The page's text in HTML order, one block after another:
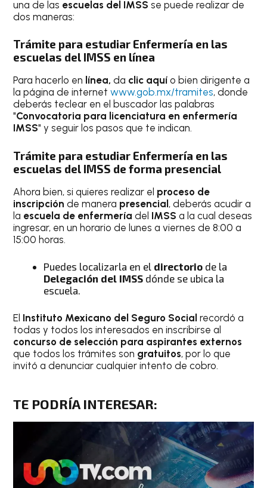
una de las escuelas del IMSSse puede realizar de
dos maneras:
Trámite para estudiar Enfermería en las
escuelas del IMSS en línea
Para hacerlo en línea,da clic aquío bien dirigente a
la página de internetwww.gob.mx/tramites, donde
deberás teclear en el buscador las palabras
"Convocatoria para licenciatura en enfermería
IMSS" y seguir los pasos que te indican.
Trámite para estudiar Enfermería en las
escuelas del IMSS de forma presencial
Ahora bien, si quieres realizar el proceso de
inscripciónde manera presencial, deberás acudir a
la escuela de enfermeríadel IMSSa la cual deseas
ingresar, en un horario de lunes a viernes de 8:00 a
15:00 horas.
Puedes localizarla en el directorio de la
Delegación del IMSS dónde se ubica la
escuela.
El Instituto Mexicano del Seguro Socialrecordó a
todas y todos los interesados en inscribirse al
concurso de selección para aspirantes externos
que todos los trámites son gratuitos, por lo que
invitó a denunciar cualquier intento de cobro.
TE PODRÍA INTERESAR: